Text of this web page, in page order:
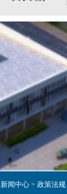
新闻中心 > 政策法规